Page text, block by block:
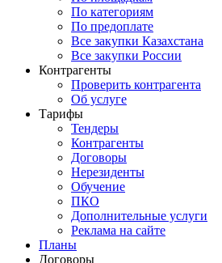
По категориям
По предоплате
Все закупки Казахстана
Все закупки России
Контрагенты
Проверить контрагента
Об услуге
Тарифы
Тендеры
Контрагенты
Договоры
Нерезиденты
Обучение
ПКО
Дополнительные услуги
Реклама на сайте
Планы
Договоры